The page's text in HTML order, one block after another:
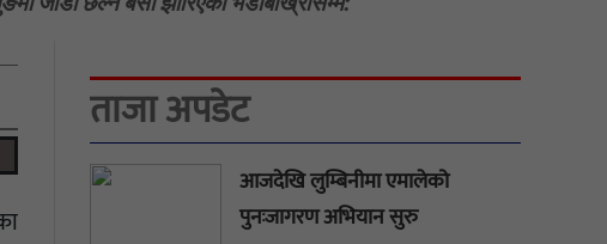
ताजा अपडेट
आजदेखि लुम्बिनीमा एमालेको
पुनःजागरण अभियान सुरु